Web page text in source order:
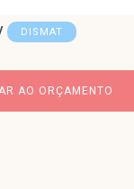
DISMAT
AO ORÇAMENTO